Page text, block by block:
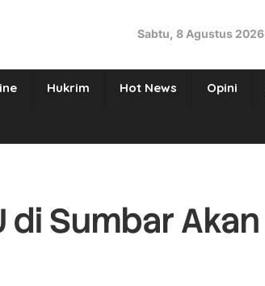
Sabtu, 8 Agustus 2026
Hukrim Hot News Opini
di Sumbar Akan